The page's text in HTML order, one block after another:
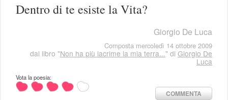
Dentro di te esiste la Vita?
Giorgio De Luca
Composta mercoledì 14 ottobre 2009
dal libro "Non ha più lacrime la mia terra..." di Giorgio De
Luca
Vota la poesia:
COMMENTA